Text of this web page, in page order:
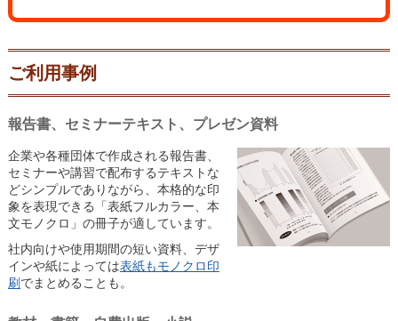
ご利用事例
報告書、セミナーテキスト、プレゼン資料
企業や各種団体で作成される報告書、
セミナーや講習で配布するテキストな
どシンプルでありながら、本格的な印
象を表現できる「表紙フルカラー、本
文モノクロ」の冊子が適しています。
社内向けや使用期間の短い資料、デザ
インや紙によっては表紙もモノクロ印
刷 でまとめることも。